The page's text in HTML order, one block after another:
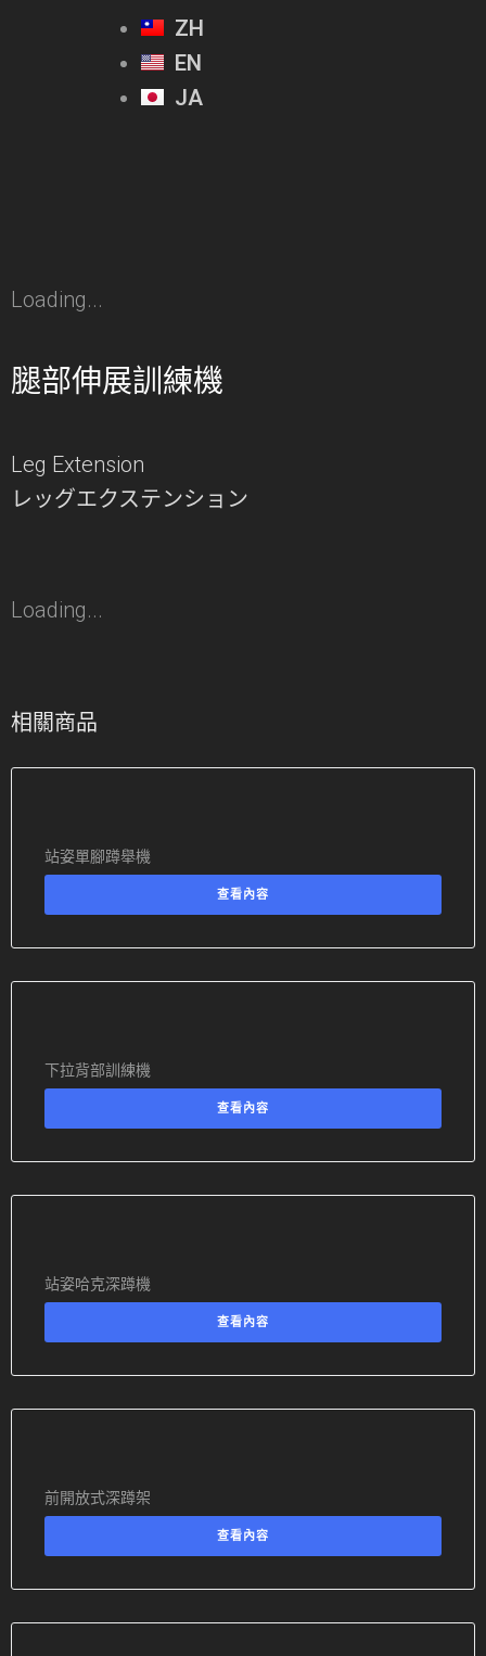
ZH
EN
JA
Loading...
腿部伸展訓練機
Leg Extension
レッグエクステンション
Loading...
相關商品
站姿單腳蹲舉機
查看內容
下拉背部訓練機
查看內容
站姿哈克深蹲機
查看內容
前開放式深蹲架
查看內容